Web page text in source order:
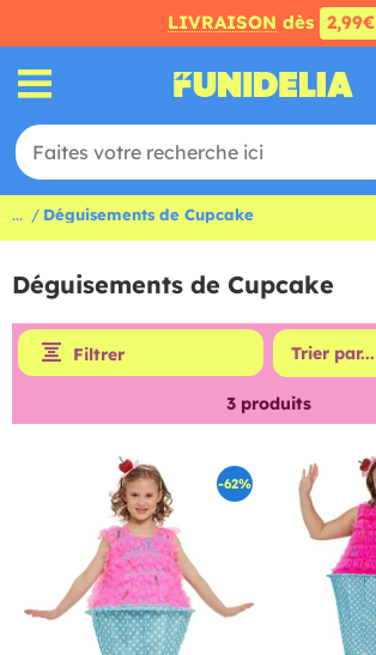
LIVRAISON dès 2,99€
... Déguisements de Cupcake
Déguisements de Cupcake
Filtrer
3produits
-62%